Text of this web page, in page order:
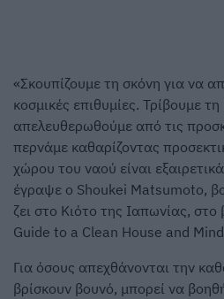
«Σκουπίζουμε τη σκόνη για να
κοσμικές επιθυμίες. Τρίβουμε
απελευθερωθούμε από τις
περνάμε καθαρίζοντας
χώρου του ναού είναι
έγραψε ο Shoukei Matsumoto,
ζει στο Κιότο της Ιαπωνίας, στο
Guide to a Clean House and
Για όσους απεχθάνονται την
βρίσκουν βουνό, μπορεί να